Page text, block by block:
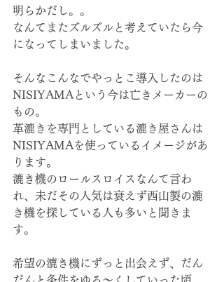
明らかだし。。
なんてまたズルズルと考えていたら今
になってしまいました。
そんなこんなでやっとこ導入したのは
NISIYAMAという今は亡きメーカーの
もの。
革漉きを専門としている漉き屋さんは
NISIYAMAを使っているイメージがあ
ります。
漉き機のロールスロイスなんて言わ
れ、未だその人気は衰えず西山製の漉
き機を探している人も多いと聞きま
す。
希望の漉き機にずっと出会えず、だん
だんと条件をゆる〜くしていった頃